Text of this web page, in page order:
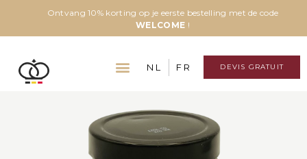
Ontvang 10% korting op je eerste bestelling met de code
WELCOME !
NL FR DEVIS GRATUIT